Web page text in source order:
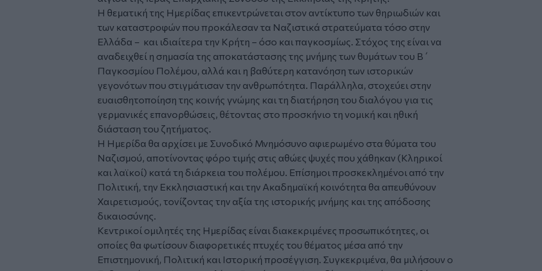
Η θεματική της Ημερίδας επικεντρώνεται στον αντίκτυπο των θηριωδιών και
των καταστροφών που προκάλεσαν τα Ναζιστικά στρατεύματα τόσο στην
Ελλάδα – και ιδιαίτερα την Κρήτη – όσο και παγκοσμίως. Στόχος της είναι να
αναδειχθεί η σημασία της αποκατάστασης της μνήμης των θυμάτων του Β΄
Παγκοσμίου Πολέμου, αλλά και η βαθύτερη κατανόηση των ιστορικών
γεγονότων που στιγμάτισαν την ανθρωπότητα. Παράλληλα, στοχεύει στην
ευαισθητοποίηση της κοινής γνώμης και τη διατήρηση του διαλόγου για τις
γερμανικές επανορθώσεις, θέτοντας στο προσκήνιο τη νομική και ηθική
διάσταση του ζητήματος.
Η Ημερίδα θα αρχίσει με Συνοδικό Μνημόσυνο αφιερωμένο στα θύματα του
Ναζισμού, αποτίνοντας φόρο τιμής στις αθώες ψυχές που χάθηκαν (Κληρικοί
και λαϊκοί) κατά τη διάρκεια του πολέμου. Επίσημοι προσκεκλημένοι από την
Πολιτική, την Εκκλησιαστική και την Ακαδημαϊκή κοινότητα θα απευθύνουν
Χαιρετισμούς, τονίζοντας την αξία της ιστορικής μνήμης και της απόδοσης
δικαιοσύνης.
Κεντρικοί ομιλητές της Ημερίδας είναι διακεκριμένες προσωπικότητες, οι
οποίες θα φωτίσουν διαφορετικές πτυχές του θέματος μέσα από την
Επιστημονική, Πολιτική και Ιστορική προσέγγιση. Συγκεκριμένα, θα μιλήσουν ο